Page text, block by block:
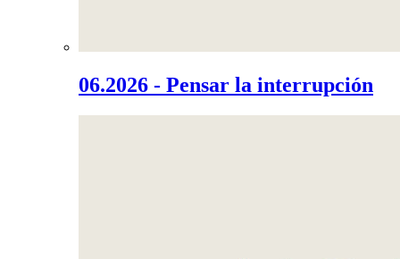
06.2026 - Pensar la interrupción